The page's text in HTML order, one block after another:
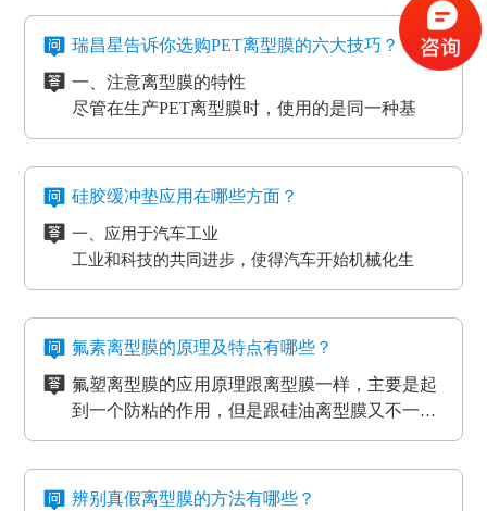
外，因其剥离力较重，在生产加工极其细微的构件
时，能够 具有很好的避免 离型膜挪动或掉下来的功
四、防静电离型膜是干什么用的？
在信息时代，电磁波会对没经屏蔽掉的敏感度电子
元器件、线路板、通讯设备等会产生不一样程度上
的影响，导致数据信息失真、通讯混乱。而电流的
磁效应和磨擦产生的静电感应对各种各样敏感元
电积累产生髙压放电，其严重后果将是毁灭性的，
因此防静电离型膜也很重要。
3、各种多层印刷线路板行业的层压工艺应用
5、PCB/PCL应用
6、光电模切冲型行业应用
PET离型膜的质量要求也不一样：
如普通模切冲型对PET离型膜的要求是厚度均匀剥离
力稳定。
要求。
高分子材料在耐温性的同时还要考虑到耐化学试剂
应等。
瑞昌星告诉你选购PET离型膜的六大技巧？
一、注意离型膜的特性
尽管在生产PET离型膜时，使用的是同一种基
材，但是使用不一样的离型剂，就会得到不一样
重。
尽管每个品牌的离型膜在价格上都会有一些差
所以要想得到物美价廉的离型膜，就要对多个品
牌的产品进行比较，在材质、工艺、质量等方面
都相同的情况下选择性价比最高的离型膜。
三、看使用情况
购买离型膜的目的是为了发挥其性能，满足使用
需求。质量再好的离型膜若使用在不正确的地
方，其性能也不能得到更好的发挥。
四、看生产厂家
一般品牌大、评价高的正规PET离型膜生产厂家
而且生产规模也比较大，因而具有一定的基础
性、技术性和规模性。
五、看产品价格
不同品牌、不同厂家的PET离型膜在其价格上都
会有些差异，而且国内的与进口的离型膜在其价
格上也会有很大的差异。
六、注意离型膜的使用范围
企业选购离型膜的主要目的就是为了满足产品的
硅胶缓冲垫应用在哪些方面？
一、应用于汽车工业
工业和科技的共同进步，使得汽车开始机械化生
产。在汽车工厂当中，数条流水线之间分布着许许
摩擦和损耗，所以经常会在机器的连接处使用缓冲
机器，减小损耗。
物流装卸货的过程中会格外重视运输货物的完整
能导致物品损坏。而目前市场上最受欢迎的缓冲垫
具有弹性好、质地紧密、耐高温以及抗冲力强的特
点，用在物流装卸平台上可以起到保护货物的作
用。
三、应用于热压机强化过程
想让地板、木门和家具更耐用，就需要使用热压机
强化。而在这个过程中也需要缓冲垫。缓冲垫会装
在模板和热压板之间，起到均匀传递热压板工作温
度和工作压力的作用。而且使用缓冲垫还可以使纸
氟素离型膜的原理及特点有哪些？
氟塑离型膜的应用原理跟离型膜一样，主要是起
到一个防粘的作用，但是跟硅油离型膜又不一
样，氟在氟塑离型膜里面是以一种氟化物的形式
在耐高温胶带的基材分很多种（PET,聚酰亚胺）
氟塑离型膜主要应用于高温胶，硅胶双面胶贴
等；模切加工成其它任何形状，用于一些特殊用
氟素离型膜的特点：
辨别真假离型膜的方法有哪些？